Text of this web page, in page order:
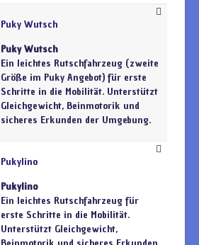
Puky Wutsch
Puky Wutsch
Ein leichtes Rutschfahrzeug (zweite
Größe im Puky Angebot) für erste
Schritte in die Mobilität. Unterstützt
Gleichgewicht, Beinmotorik und
sicheres Erkunden der Umgebung.
Pukylino
Pukylino
Ein leichtes Rutschfahrzeug für
erste Schritte in die Mobilität.
Unterstützt Gleichgewicht,